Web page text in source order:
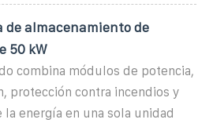
de almacenamiento de
50 kW
combina módulos de potencia,
protección contra incendios y
energía en una sola unidad